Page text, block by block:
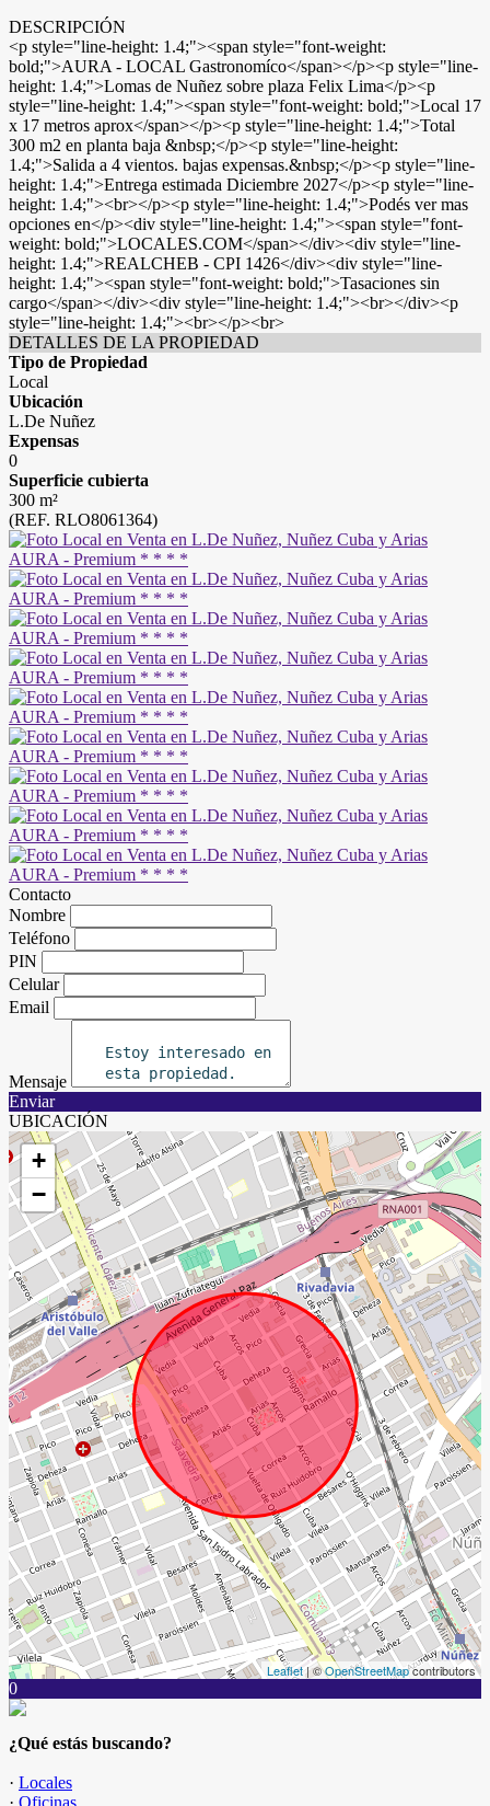
DESCRIPCIÓN
<p style="line-height: 1.4;"><span style="font-weight:
bold;">AURA - LOCAL Gastronomíco</span></p><p style="line-
height: 1.4;">Lomas de Nuñez sobre plaza Felix Lima</p><p
style="line-height: 1.4;"><span style="font-weight: bold;">Local 17
x 17 metros aprox</span></p><p style="line-height: 1.4;">Total
300 m2 en planta baja &nbsp;</p><p style="line-height:
1.4;">Salida a 4 vientos. bajas expensas.&nbsp;</p><p style="line-
height: 1.4;">Entrega estimada Diciembre 2027</p><p style="line-
height: 1.4;"><br></p><p style="line-height: 1.4;">Podés ver mas
opciones en</p><div style="line-height: 1.4;"><span style="font-
weight: bold;">LOCALES.COM</span></div><div style="line-
height: 1.4;">REALCHEB - CPI 1426</div><div style="line-
height: 1.4;"><span style="font-weight: bold;">Tasaciones sin
cargo</span></div><div style="line-height: 1.4;"><br></div><p
style="line-height: 1.4;"><br></p><br>
DETALLES DE LA PROPIEDAD
Tipo de Propiedad
Local
Ubicación
L.De Nuñez
Expensas
0
Superficie cubierta
300 m²
(REF. RLO8061364)
Contacto
Nombre
Teléfono
PIN
Celular
Email
Mensaje
Enviar
UBICACIÓN
+
−
Leaflet| ©OpenStreetMapcontributors
0
¿Qué estás buscando?
· Locales
· Oficinas